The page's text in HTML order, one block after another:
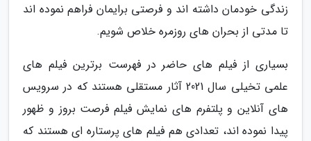
زندگی خودمان داشته اند و فرصتی برایمان فراهم نموده اند
تا مدتی از بحران های روزمره خلاص شویم.
بسیاری از فیلم های حاضر در فهرست برترین فیلم های
علمی تخیلی سال 2021 آثار مستقلی هستند که در سرویس
های آنلاین و پلتفرم های نمایش فیلم فرصت بروز و ظهور
پیدا نموده اند، تعدادی هم فیلم های پرستاره ای هستند که